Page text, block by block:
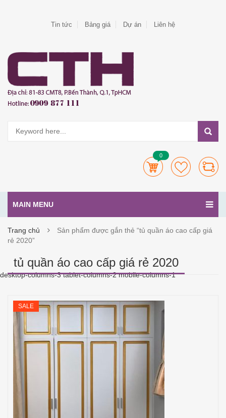
Tin tức Bảng giá Dự án Liên hệ
0
MAIN MENU
Trang chủ
Sản phẩm được gắn thẻ “tủ quần áo cao cấp giá
rẻ 2020”
tủ quần áo cao cấp giá rẻ 2020
desktop-columns-3 tablet-columns-2 mobile-columns-1
SALE